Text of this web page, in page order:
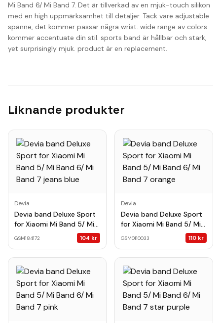
Mi Band 6/ Mi Band 7. Det är tillverkad av en mjuk-touch silikon
med en high uppmärksamhet till detaljer. Tack vare adjustable
spänne, det kommer passar några wrist. wide range av colors
kommer accentuate din stil. sports band är hållbar och stark,
yet surprisingly mjuk. product är en replacement.
Liknande produkter
Devia
Devia band Deluxe Sport
for Xiaomi Mi Band 5/ Mi
Band 6/ Mi Band 7 jeans
GSM184172 104 kr
Devia
Devia band Deluxe Sport
for Xiaomi Mi Band 5/ Mi
Band 6/ Mi Band 7 orange
GSM0110033 110 kr